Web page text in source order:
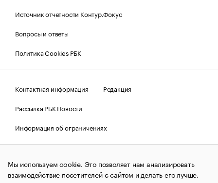
Источник отчетности Контур.Фокус
Вопросы и ответы
Политика Cookies РБК
Контактная информация
Редакция
Рассылка РБК Новости
Информация об ограничениях
Правовая информация
О соблюдении авторских прав
© АО «РОСБИЗНЕСКОНСАЛТИНГ»,1995–2026.Сообщения
и материалы информационного агентства «РБК»
(зарегистрировано Федеральной службой по надзору в сфере
Мы используем cookie. Это позволяет нам анализировать
взаимодействие посетителей с сайтом и делать его лучше.